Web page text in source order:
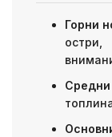
Горни
Средни